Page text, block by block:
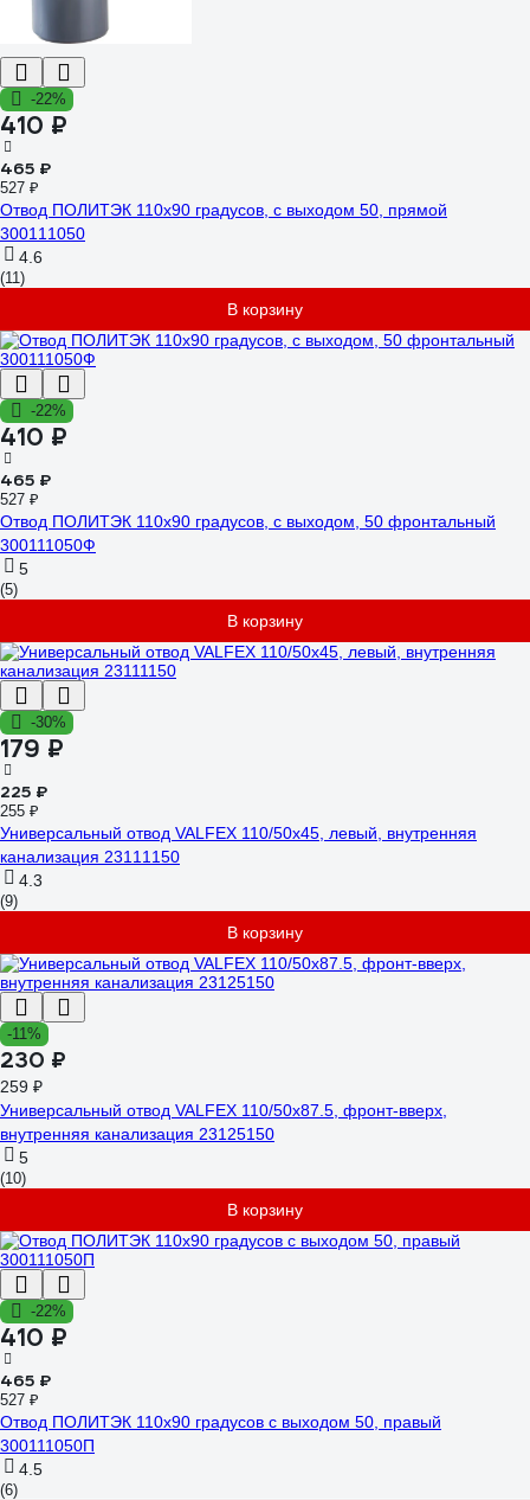
-22%
410 ₽
465 ₽
527 ₽
Отвод ПОЛИТЭК 110х90 градусов, с выходом 50, прямой
300111050
4.6
(11)
В корзину
-22%
410 ₽
465 ₽
527 ₽
Отвод ПОЛИТЭК 110х90 градусов, с выходом, 50 фронтальный
300111050Ф
5
(5)
В корзину
-30%
179 ₽
225 ₽
255 ₽
Универсальный отвод VALFEX 110/50x45, левый, внутренняя
канализация 23111150
4.3
(9)
В корзину
-11%
230 ₽
259 ₽
Универсальный отвод VALFEX 110/50x87.5, фронт-вверх,
внутренняя канализация 23125150
5
(10)
В корзину
-22%
410 ₽
465 ₽
527 ₽
Отвод ПОЛИТЭК 110х90 градусов с выходом 50, правый
300111050П
4.5
(6)